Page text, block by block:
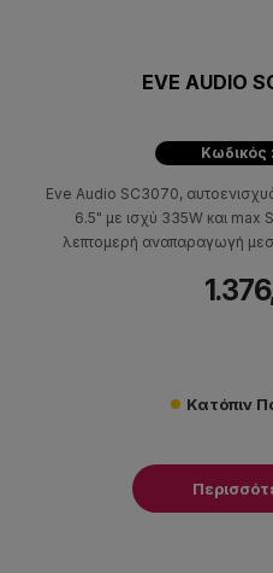
EVE AUDIO
Κωδικός
Eve Audio SC3070,
6.5" με ισχύ 335W και max
λεπτομερή αναπαραγωγή
Κατόπιν